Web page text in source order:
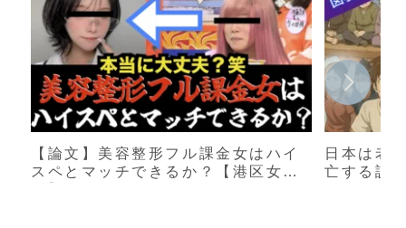
【論文】美容整形フル課金女はハイ
スペとマッチできるか？【港区女
日本は老
亡する説